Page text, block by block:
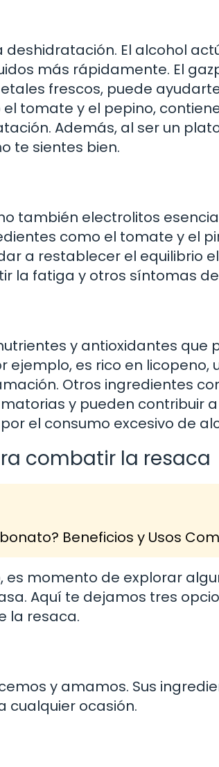
El alcohol
más rápidamente. El
frescos, puede
tomate y el pepino,
Además, al ser un
te sientes bien.
también electrolitos
como el tomate y el
a restablecer el equilibrio
la fatiga y otros síntomas
y antioxidantes que
es rico en licopeno,
Otros ingredientes
y pueden contribuir
el consumo excesivo de
combatir la resaca
Beneficios y Usos
es momento de explorar
Aquí te dejamos tres
la resaca.
y amamos. Sus
cualquier ocasión.